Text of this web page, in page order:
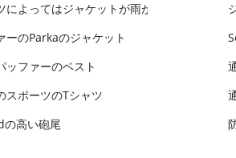
によってはジャケットが雨が降る
ーのParkaのジャケット
ッファーのベスト
スポーツのTシャツ
高い砲尾